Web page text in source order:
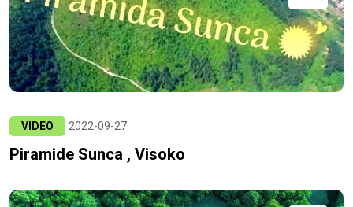
VIDEO 2022-09-27
Piramide Sunca , Visoko